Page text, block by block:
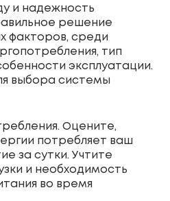
и надежность
решение
факторов, среди
тип
эксплуатации.
выбора системы
Оцените,
потребляет ваш
за сутки. Учтите
и необходимость
во время